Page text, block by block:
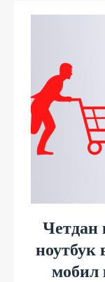
Четдан
ноутбук
мобил